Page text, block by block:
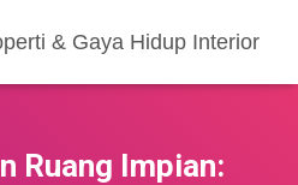
& Gaya Hidup Interior
Ruang Impian: